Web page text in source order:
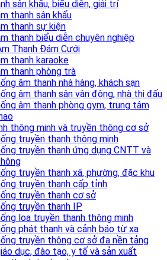
sân khấu, biểu diễn, giải trí
thanh sân khấu
thanh sự kiện
thanh biểu diễn chuyên nghiệp
Thanh Đám Cưới
thanh karaoke
thanh phòng trà
âm thanh nhà hàng, khách sạn
âm thanh sân vận động, nhà thi đấu
âm thanh phòng gym, trung tâm
thông minh và truyền thông cơ sở
truyền thanh thông minh
truyền thanh ứng dụng CNTT và
truyền thanh xã, phường, đặc khu
truyền thanh cấp tỉnh
truyền thanh cơ sở
truyền thanh IP
loa truyền thanh thông minh
phát thanh và cảnh báo từ xa
truyền thông cơ sở đa nền tảng
dục, đào tạo, y tế và sản xuất